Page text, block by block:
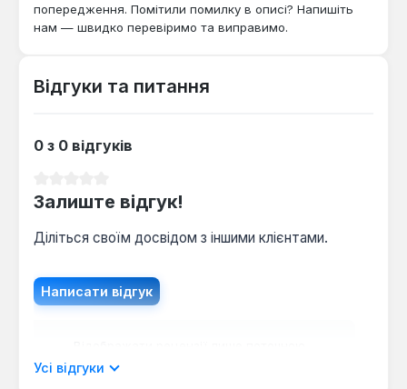
попередження. Помітили помилку в описі? Напишіть
нам — швидко перевіримо та виправимо.
Відгуки та питання
0 з 0 відгуків
Залиште відгук!
Діліться своїм досвідом з іншими клієнтами.
Написати відгук
мовою.
Усі відгуки